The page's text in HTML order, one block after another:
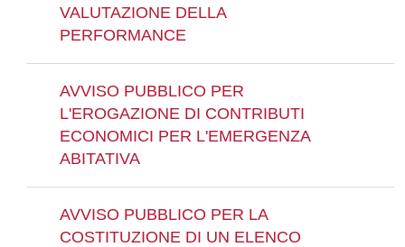
VALUTAZIONE DELLA
PERFORMANCE
AVVISO PUBBLICO PER
L'EROGAZIONE DI CONTRIBUTI
ECONOMICI PER L'EMERGENZA
ABITATIVA
AVVISO PUBBLICO PER LA
COSTITUZIONE DI UN ELENCO